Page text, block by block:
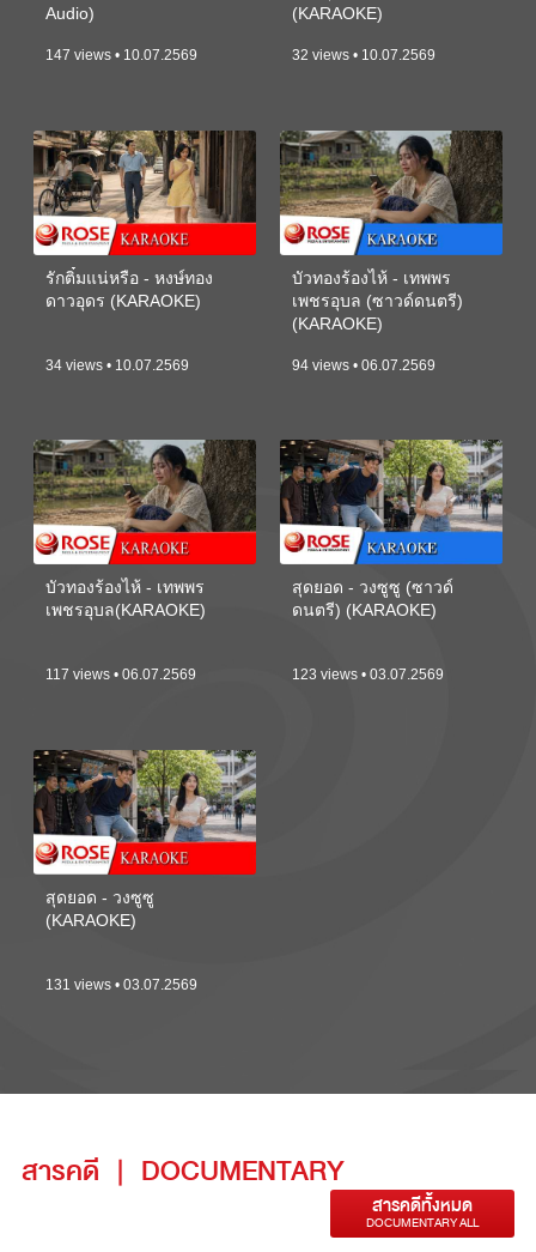
Audio)
147 views • 10.07.2569
(KARAOKE)
32 views • 10.07.2569
รักติ๋มแน่หรือ - หงษ์ทอง
ดาวอุดร (KARAOKE)
34 views • 10.07.2569
บัวทองร้องไห้ - เทพพร
เพชรอุบล (ซาวด์ดนตรี)
(KARAOKE)
94 views • 06.07.2569
บัวทองร้องไห้ - เทพพร
เพชรอุบล(KARAOKE)
117 views • 06.07.2569
สุดยอด - วงซูซู (ซาวด์
ดนตรี) (KARAOKE)
123 views • 03.07.2569
สุดยอด - วงซูซู
(KARAOKE)
131 views • 03.07.2569
สารคดี | DOCUMENTARY
สารคดีทั้งหมด
DOCUMENTARY ALL